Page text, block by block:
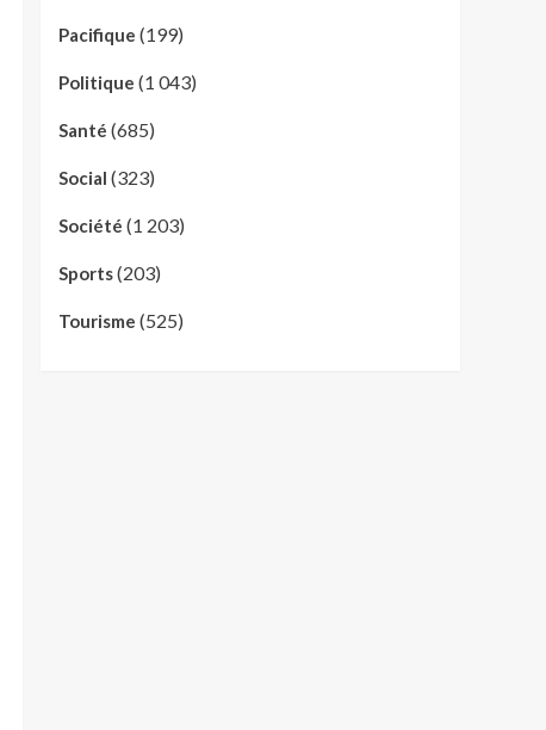
Pacifique (199)
Politique (1 043)
Santé (685)
Social (323)
Société (1 203)
Sports(203)
Tourisme (525)